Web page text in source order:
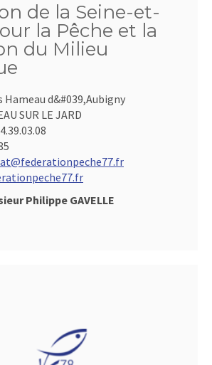
de la Seine-et-
la Pêche et la
du Milieu
Hameau d&#039,Aubigny
SUR LE JARD
Philippe GAVELLE